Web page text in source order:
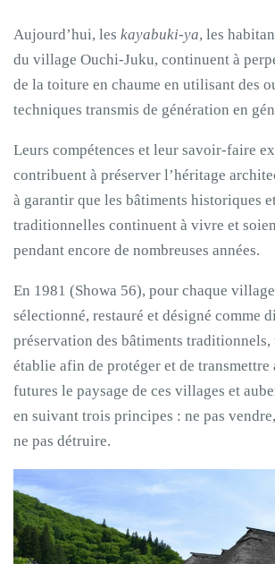
Aujourd’hui, les kayabuki-ya, les
du village Ouchi-Juku, continuent à
de la toiture en chaume en utilisant des
techniques transmis de génération en
Leurs compétences et leur savoir-faire
contribuent à préserver l’héritage
à garantir que les bâtiments historiques
traditionnelles continuent à vivre et
pendant encore de nombreuses années.
En 1981 (Showa 56), pour chaque
sélectionné, restauré et désigné comme
préservation des bâtiments traditionnels,
établie afin de protéger et de transmettre
futures le paysage de ces villages et
en suivant trois principes : ne pas
ne pas détruire.